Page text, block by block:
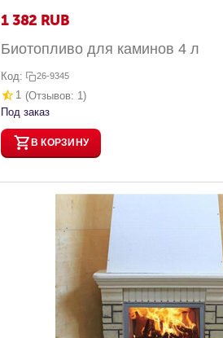
1 382 RUB
Биотопливо для каминов 4 л
Код: 26-9345
1 (Отзывов: 1)
Под заказ
В КОРЗИНУ